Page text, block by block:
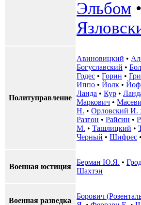
Эльбом •
Политуправление
Авиновицкий •
Богуславский •
Годес • Горин •
Иппо • Йолк •
Ланда • Кур •
Маркович •
Н. • Орловский И.
Разгон • Райсин •
М. • Ташлицкий •
Черный • Шифрес •
Военная юстиция
Берман Ю.Я. •
Шахтэн
Военная разведка
Борович